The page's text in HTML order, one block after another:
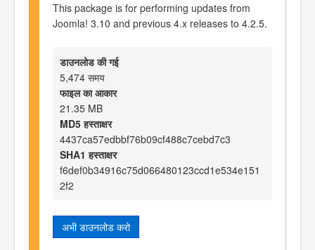
This package is for performing updates from
Joomla! 3.10 and previous 4.x releases to 4.2.5.
डाउनलोड की गई
5,474 समय
फाइल का आकार
21.35 MB
MD5 हस्ताक्षर
4437ca57edbbf76b09cf488c7cebd7c3
SHA1 हस्ताक्षर
f6def0b34916c75d066480123ccd1e534e151
2f2
अभी डाउनलोड करो